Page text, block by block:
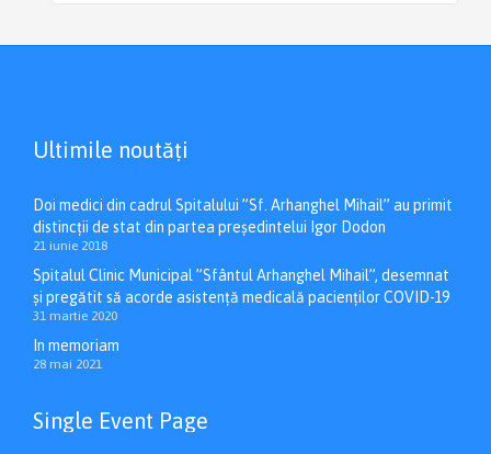
Ultimile noutăți
Doi medici din cadrul Spitalului ”Sf. Arhanghel Mihail” au primit
distincții de stat din partea președintelui Igor Dodon
21 iunie 2018
Spitalul Clinic Municipal ”Sfântul Arhanghel Mihail”, desemnat
și pregătit să acorde asistență medicală pacienților COVID-19
31 martie 2020
In memoriam
28 mai 2021
Single Event Page